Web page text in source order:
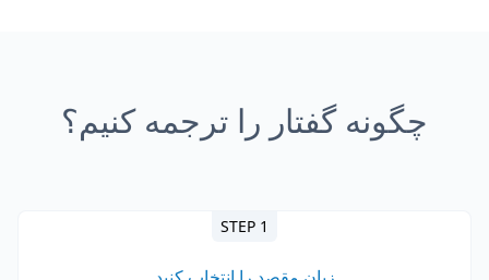
چگونه گفتار را ترجمه کنیم؟
STEP 1